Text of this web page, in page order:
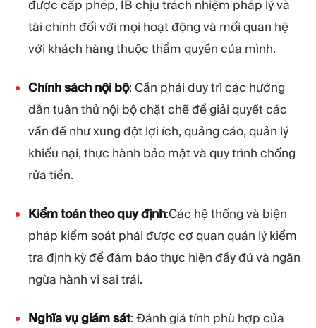
được cấp phép, IB chịu trách nhiệm pháp lý và
tài chính đối với mọi hoạt động và mối quan hệ
với khách hàng thuộc thẩm quyền của mình.
Chính sách nội bộ: Cần phải duy trì các hướng
dẫn tuân thủ nội bộ chặt chẽ để giải quyết các
vấn đề như xung đột lợi ích, quảng cáo, quản lý
khiếu nại, thực hành bảo mật và quy trình chống
rửa tiền.
Kiểm toán theo quy định:Các hệ thống và biện
pháp kiểm soát phải được cơ quan quản lý kiểm
tra định kỳ để đảm bảo thực hiện đầy đủ và ngăn
ngừa hành vi sai trái.
Nghĩa vụ giám sát: Đánh giá tính phù hợp của